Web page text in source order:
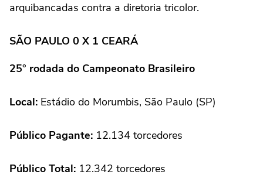
arquibancadas contra a diretoria tricolor.
SÃO PAULO 0 X 1 CEARÁ
25° rodada do Campeonato Brasileiro
Local: Estádio do Morumbis, São Paulo (SP)
Público Pagante: 12.134 torcedores
Público Total: 12.342 torcedores